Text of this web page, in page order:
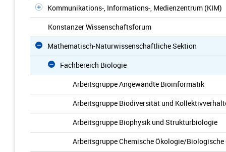
Kommunikations-, Informations-, Medienzentrum (KIM)
Konstanzer Wissenschaftsforum
Mathematisch-Naturwissenschaftliche Sektion
Fachbereich Biologie
Arbeitsgruppe Angewandte Bioinformatik
Arbeitsgruppe Biodiversität und
Arbeitsgruppe Biophysik und Strukturbiologie
Arbeitsgruppe Chemische Ökologie/Biologische